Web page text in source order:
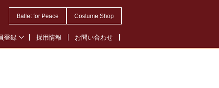
Ballet for Peace Costume Shop
登録 採用情報 お問い合わせ